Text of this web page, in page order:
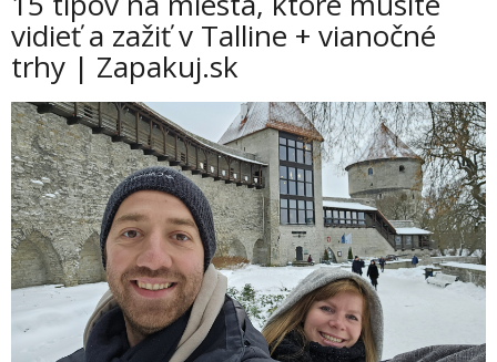
vidieť a zažiť v Talline + vianočné
trhy | Zapakuj.sk